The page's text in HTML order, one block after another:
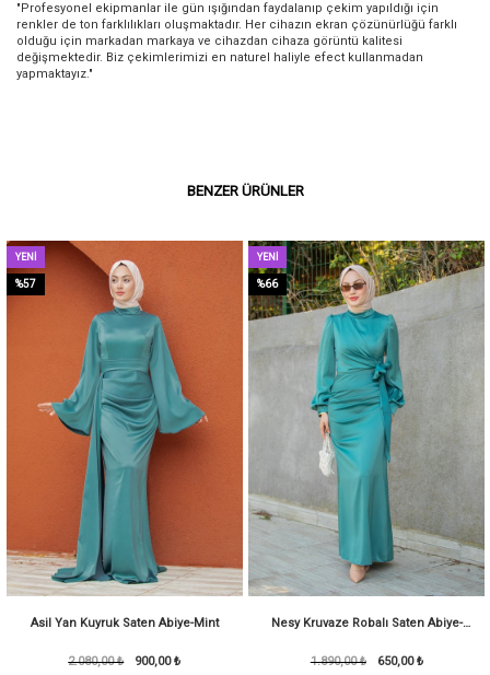
"Profesyonel ekipmanlar ile gün ışığından faydalanıp çekim yapıldığı için
renkler de ton farklılıkları oluşmaktadır. Her cihazın ekran çözünürlüğü farklı
olduğu için markadan markaya ve cihazdan cihaza görüntü kalitesi
değişmektedir. Biz çekimlerimizi en naturel haliyle efect kullanmadan
yapmaktayız."
BENZER ÜRÜNLER
Asil Yan Kuyruk Saten Abiye-Mint
900,00 ₺
2.080,00 ₺
%57
YENI
ÜRÜN
Nesy Kruvaze Robalı Saten Abiye-
KoyuMint650,00 ₺
1.890,00 ₺
%66
YENI
ÜRÜN